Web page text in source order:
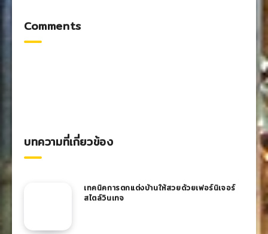
Comments
บทความที่เกี่ยวข้อง
เทคนิคการตกแต่งบ้านให้สวยด้วยเฟอร์นิเจอร์
สไตล์วินเทจ